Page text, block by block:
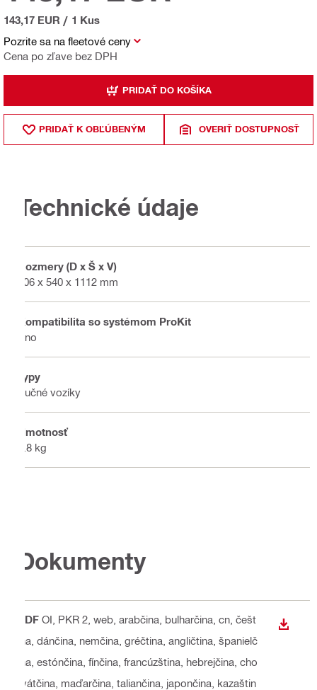
Pozrite sa na fleetové ceny
Cena po zľave bez DPH
143,17 EUR / 1 Kus
PRIDAŤ DO KOŠÍKA
PRIDAŤ K OBĽÚBENÝM OVERIŤ DOSTUPNOSŤ
Technické údaje
Rozmery (D x Š x V)
306 x 540 x 1112 mm
Kompatibilita so systémom ProKit
Áno
Typy
Ručné vozíky
Hmotnosť
7.8 kg
Dokumenty
PDF OI, PKR 2, web , arabčina, bulharčina, cn, češt
ina, dánčina, nemčina, gréčtina, angličtina, španielč
ina, estónčina, fínčina, francúzština, hebrejčina, cho
rvátčina, maďarčina, taliančina, japončina, kazaštin